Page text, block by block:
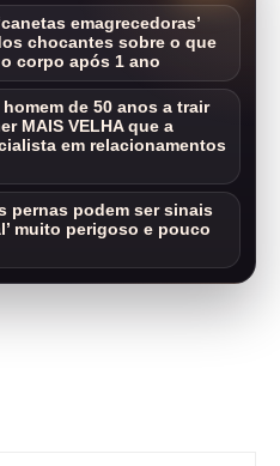
emagrecedoras’
chocantes sobre o que
corpo após 1 ano
de 50 anos a trair
MAIS VELHA que a
em relacionamentos
pernas podem ser sinais
muito perigoso e pouco